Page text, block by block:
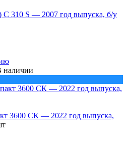
310 S — 2007 год выпуска, б/у
наличии
3600 СК — 2022 год выпуска,